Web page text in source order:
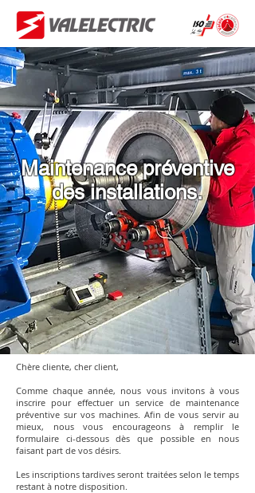
Maintenance préventive
des installations.
Chère cliente, cher client,
Comme chaque année, nous vous invitons à vous
inscrire pour effectuer un service de maintenance
préventive sur vos machines. Afin de vous servir au
mieux, nous vous encourageons à remplir le
formulaire ci-dessous dès que possible en nous
faisant part de vos désirs.
Les inscriptions tardives seront traitées selon le temps
restant à notre disposition.